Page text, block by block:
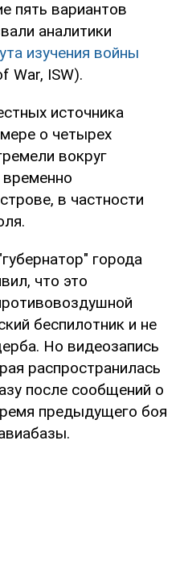
пять вариантов
аналитики
изучения войны
War, ISW).
источника
о четырех
вокруг
в частности
города
что это
беспилотник и не
Но видеозапись
распространилась
после сообщений о
предыдущего боя